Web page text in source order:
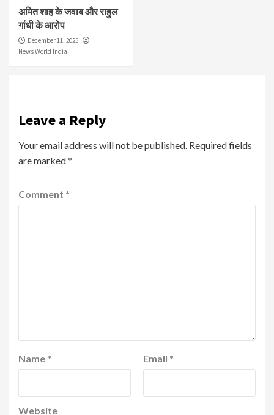
अमित शाह के जवाब और राहुल
गांधी के आरोप
December 11, 2025
News World India
Leave a Reply
Your email address will not be published. Required fields
are marked*
Comment *
Name * Email *
Website